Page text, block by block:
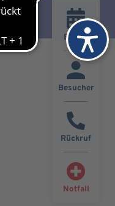
Events
Besucher
Rückruf
Notfall